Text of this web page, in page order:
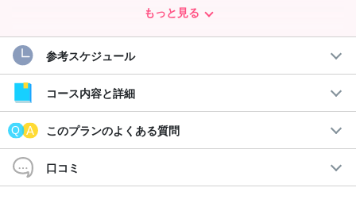
当日予約OK☆
現地ガイドオススメのサンセットスポットで、近年世界中で話題
となっている注目のニューアクティビティ「SUP（Stand Up
Paddleboarding）」に乗ってクルージング！
もっと見る
参考スケジュール
コース内容と詳細
このプランのよくある質問
口コミ